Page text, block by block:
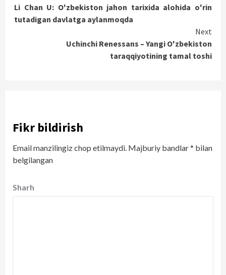
Reading
Li Chan U: O'zbekiston jahon tarixida alohida o'rin
tutadigan davlatga aylanmoqda
Next
Uchinchi Renessans – Yangi O'zbekiston
taraqqiyotining tamal toshi
Fikr bildirish
Email manzilingiz chop etilmaydi. Majburiy bandlar* bilan
belgilangan
Sharh